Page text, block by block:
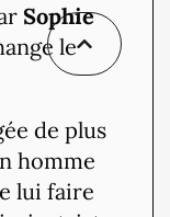
Sophie
le
de plus
homme
lui faire